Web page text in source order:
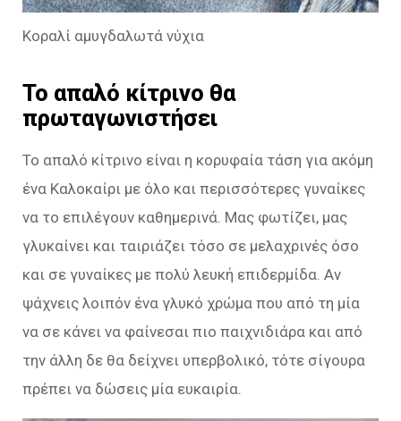
Κοραλί αμυγδαλωτά νύχια
Το απαλό κίτρινο θα
πρωταγωνιστήσει
Το απαλό κίτρινο είναι η κορυφαία τάση για ακόμη
ένα Καλοκαίρι με όλο και περισσότερες γυναίκες
να το επιλέγουν καθημερινά. Μας φωτίζει, μας
γλυκαίνει και ταιριάζει τόσο σε μελαχρινές όσο
και σε γυναίκες με πολύ λευκή επιδερμίδα. Αν
ψάχνεις λοιπόν ένα γλυκό χρώμα που από τη μία
να σε κάνει να φαίνεσαι πιο παιχνιδιάρα και από
την άλλη δε θα δείχνει υπερβολικό, τότε σίγουρα
πρέπει να δώσεις μία ευκαιρία.